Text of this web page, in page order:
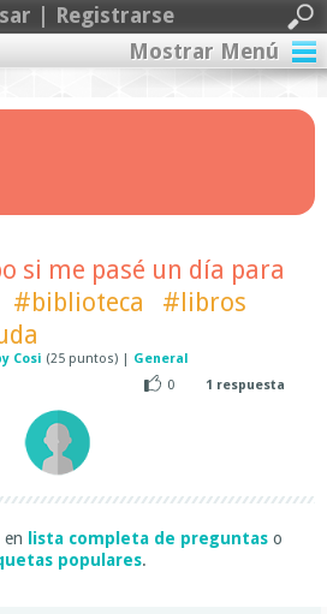
| Registrarse
Mostrar Menú
si me pasé un día para
#biblioteca
#libros
Cosi (25 puntos) | General
0
1 respuesta
en lista completa de preguntas o
populares.